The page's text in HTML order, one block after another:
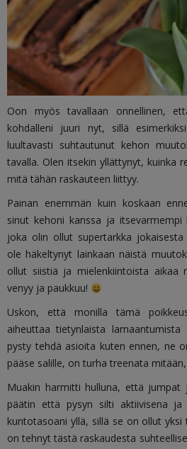
Oon myös tavallaan onnellinen,
kohdalleni juuri nyt, sillä
luultavasti suhtautunut kehon
tavalla. Olen itsekin yllättynyt, kuinka
mitä tähän raskauteen liittyy.
Painan enemmän kuin koskaan
sinut kehoni kanssa ja itsevarmempi
joka olin ollut supertarkka
ole häkeltynyt lainkaan näistä
ollut siistiä ja mielenkiintoista aikaa
venyy ja paukkuu!
Uskon, että monilla tämä
aiheuttaa tietynlaista
pysty tehdä asioita kuten ennen, ne
pääse salille, on turha treenata
Muakin harmitti hulluna, että
päätin että pysyn silti aktiivisena
kuntotasoani yllä, sillä se on ollut
on tehnyt tästä raskaudesta